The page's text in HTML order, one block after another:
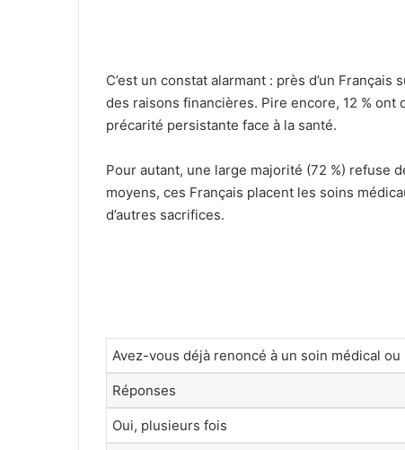
C’est un constat alarmant : près d’un
des raisons financières. Pire encore, 12 %
précarité persistante face à la santé.
Pour autant, une large majorité (72 %) refuse
moyens, ces Français placent les soins
d’autres sacrifices.
Avez-vous déjà renoncé à un soin médical
Réponses
Oui, plusieurs fois